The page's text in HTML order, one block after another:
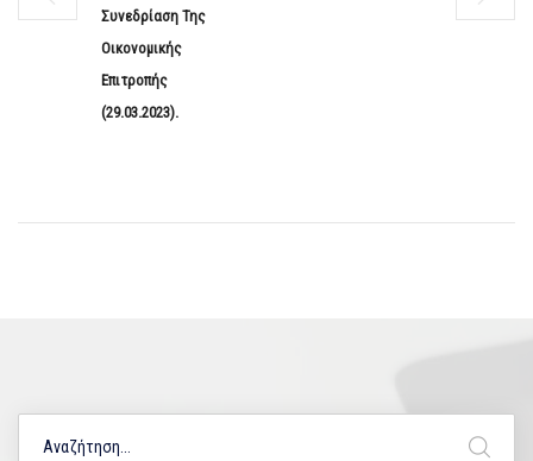
Συνεδρίαση Της
Οικονομικής
Επιτροπής
(29.03.2023).